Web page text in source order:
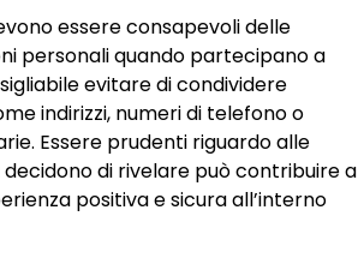
essere consapevoli delle
personali quando partecipano a
evitare di condividere
indirizzi, numeri di telefono o
Essere prudenti riguardo alle
di rivelare può contribuire a
positiva e sicura all’interno